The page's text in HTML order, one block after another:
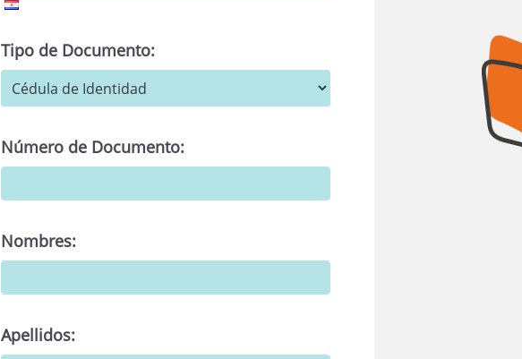
Tipo de Documento:
Número de Documento:
Nombres:
Apellidos: